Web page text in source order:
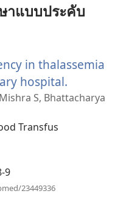
าแบบประคับ
in thalassemia
hospital.
หน้าต่าง
S, Bhattacharya
Transfus
9
23449336